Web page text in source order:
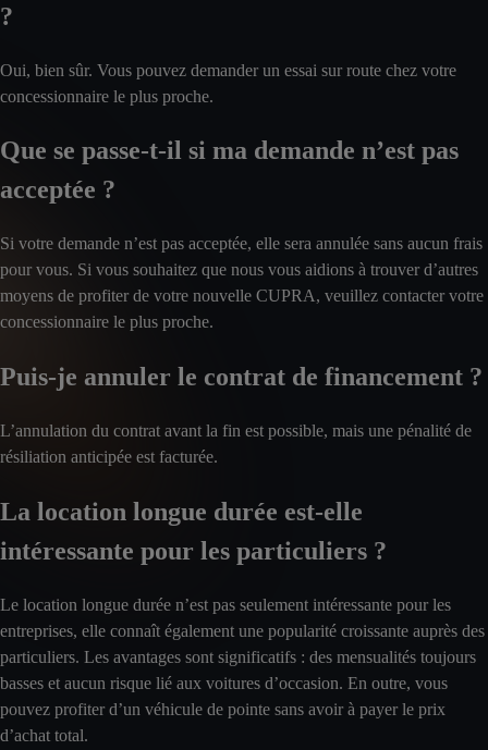
?
Oui, bien sûr. Vous pouvez demander un essai sur route chez votre
concessionnaire le plus proche.
Que se passe-t-il si ma demande n’est pas
acceptée ?
Si votre demande n’est pas acceptée, elle sera annulée sans aucun frais
pour vous. Si vous souhaitez que nous vous aidions à trouver d’autres
moyens de profiter de votre nouvelle CUPRA, veuillez contacter votre
concessionnaire le plus proche.
Puis-je annuler le contrat de financement ?
L’annulation du contrat avant la fin est possible, mais une pénalité de
résiliation anticipée est facturée.
La location longue durée est-elle
intéressante pour les particuliers ?
Le location longue durée n’est pas seulement intéressante pour les
entreprises, elle connaît également une popularité croissante auprès des
particuliers. Les avantages sont significatifs : des mensualités toujours
basses et aucun risque lié aux voitures d’occasion. En outre, vous
pouvez profiter d’un véhicule de pointe sans avoir à payer le prix
d’achat total.